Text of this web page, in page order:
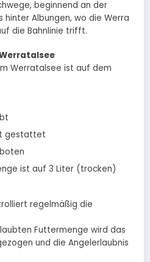
beginnend an der
hinter Albungen, wo die Werra
die Bahnlinie trifft.
Werratalsee ist auf dem
gestattet
ist auf 3 Liter (trocken)
regelmäßig die
Futtermenge wird das
und die Angelerlaubnis